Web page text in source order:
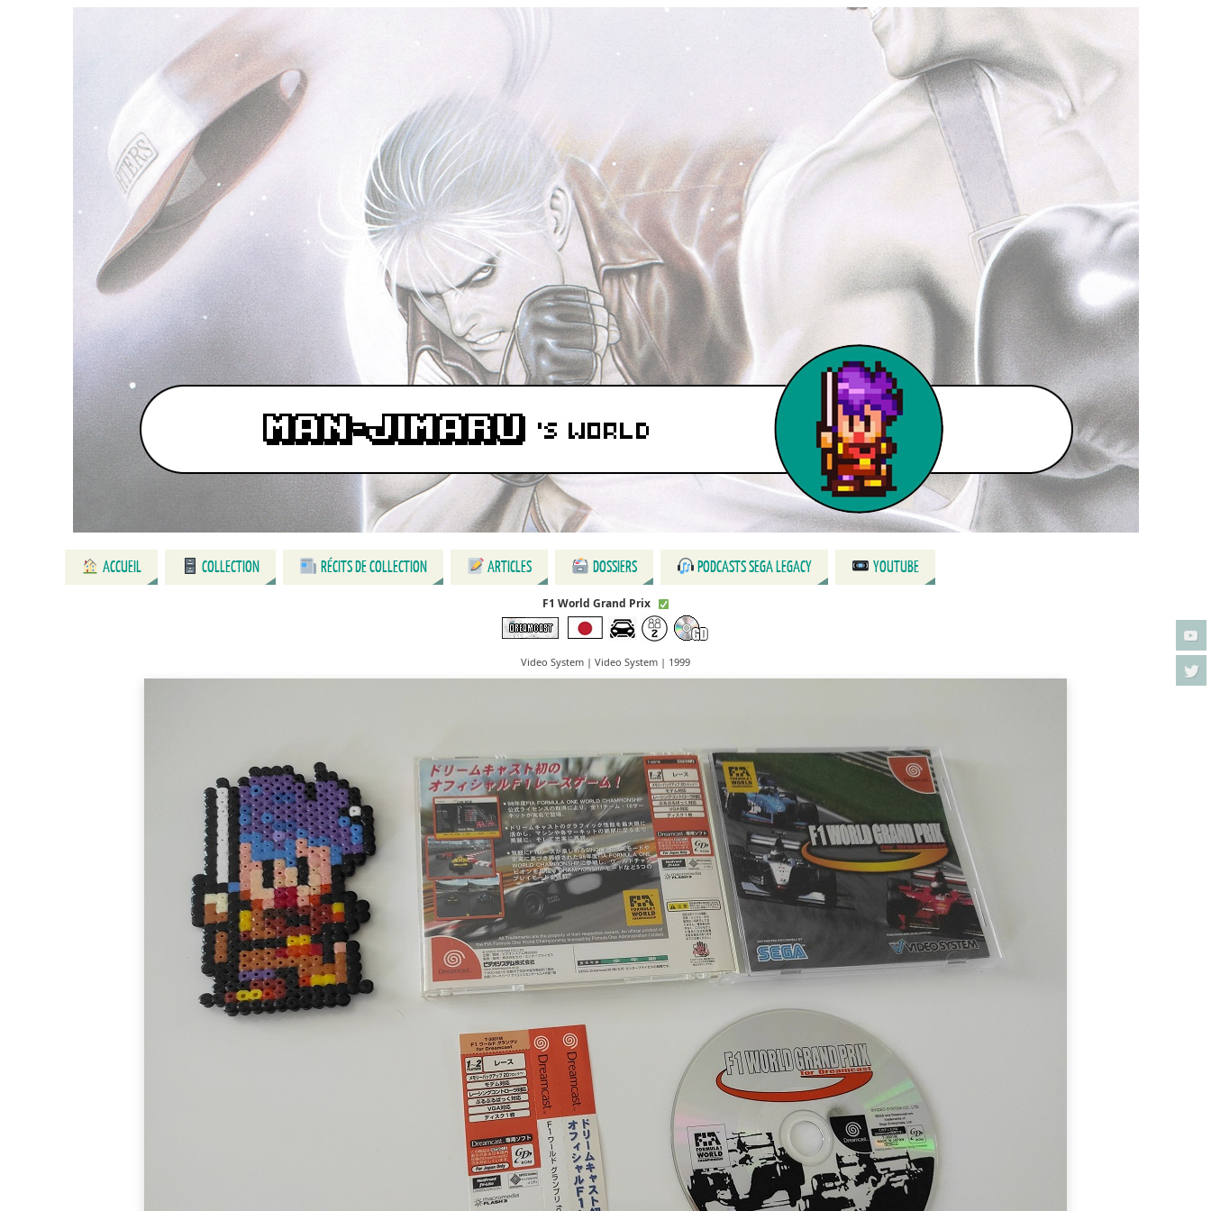
ACCUEIL COLLECTION RÉCITS DE COLLECTION ARTICLES DOSSIERS PODCASTS SEGA LEGACY YOUTUBE
F1 World Grand Prix
Video System | Video System | 1999